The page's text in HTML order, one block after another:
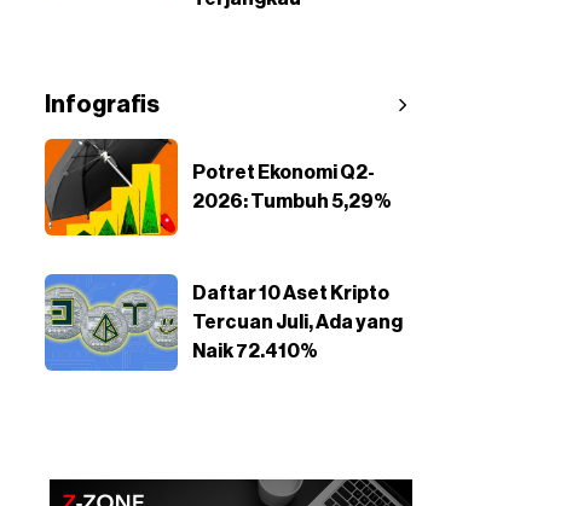
Infografis
Potret Ekonomi Q2-
2026: Tumbuh 5,29%
Daftar 10 Aset Kripto
Tercuan Juli, Ada yang
Naik 72.410%